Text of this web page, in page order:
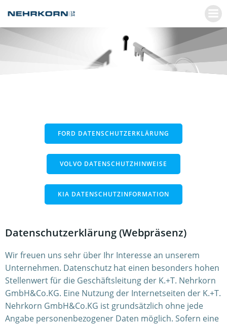
FORD DATENSCHUTZERKLÄRUNG
VOLVO DATENSCHUTZHINWEISE
KIA DATENSCHUTZINFORMATION
Datenschutzerklärung (Webpräsenz)
Wir freuen uns sehr über Ihr Interesse an unserem
Unternehmen. Datenschutz hat einen besonders hohen
Stellenwert für die Geschäftsleitung der K.+T. Nehrkorn
GmbH&Co.KG. Eine Nutzung der Internetseiten der K.+T.
Nehrkorn GmbH&Co.KG ist grundsätzlich ohne jede
Angabe personenbezogener Daten möglich. Sofern eine